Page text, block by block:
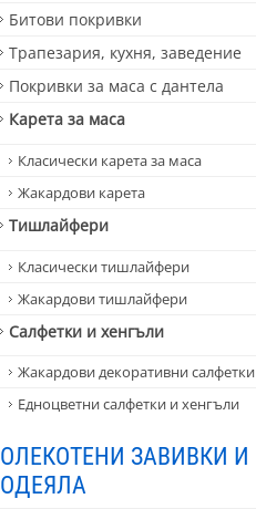
Битови покривки
Трапезария, кухня, заведение
Покривки за маса с дантела
Карета за маса
Класически карета за маса
Жакардови карета
Тишлайфери
Класически тишлайфери
Жакардови тишлайфери
Салфетки и хенгъли
Жакардови декоративни салфетки
Едноцветни салфетки и хенгъли
ОЛЕКОТЕНИ ЗАВИВКИ И
ОДЕЯЛА